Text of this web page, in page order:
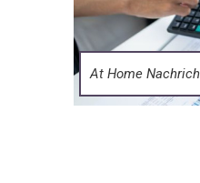
At Home